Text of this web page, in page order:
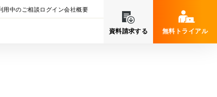
用中のご相談 ログイン会社概要
資料請求する 無料トライアル